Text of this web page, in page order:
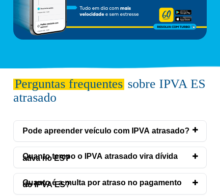
Perguntas frequentes sobre IPVA ES
atrasado
Pode apreender veículo com IPVA atrasado?
Quanto tempo o IPVA atrasado vira dívida
ativa no ES?
Quanto é a multa por atraso no pagamento
do IPVA ES?